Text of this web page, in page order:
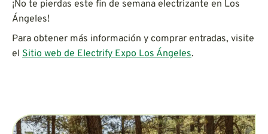
¡No te pierdas este fin de semana electrizante en Los
Ángeles!
Para obtener más información y comprar entradas, visite
el Sitio web de Electrify Expo Los Ángeles.